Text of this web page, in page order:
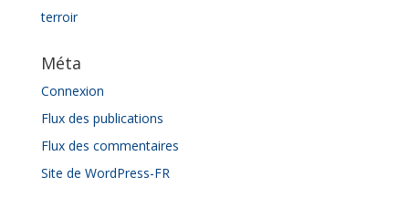
terroir
Méta
Connexion
Flux des publications
Flux des commentaires
Site de WordPress-FR